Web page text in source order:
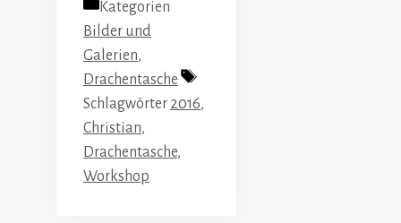
Kategorien
Bilder und
Galerien,
Drachentasche
Schlagwörter 2016,
Christian,
Drachentasche,
Workshop